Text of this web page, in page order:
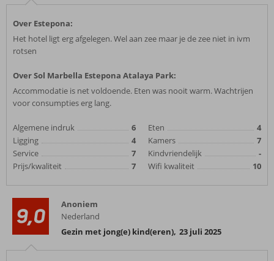
Over Estepona:
Het hotel ligt erg afgelegen. Wel aan zee maar je de zee niet in ivm
rotsen
Over Sol Marbella Estepona Atalaya Park:
Accommodatie is net voldoende. Eten was nooit warm. Wachtrijen
voor consumpties erg lang.
Algemene indruk
6
Ligging
4
Service
7
Prijs/kwaliteit
7
Eten
4
Kamers
7
Kindvriendelijk
-
Wifi kwaliteit
10
9,0
Anoniem
Nederland
Gezin met jong(e) kind(eren), 23 juli 2025